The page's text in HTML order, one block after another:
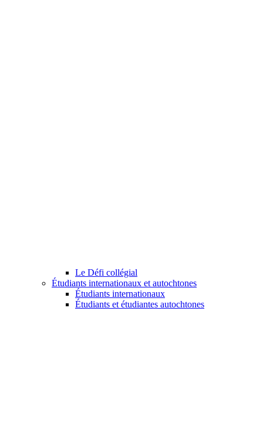
Le Défi collégial
Étudiants internationaux et autochtones
Étudiants internationaux
Étudiants et étudiantes autochtones